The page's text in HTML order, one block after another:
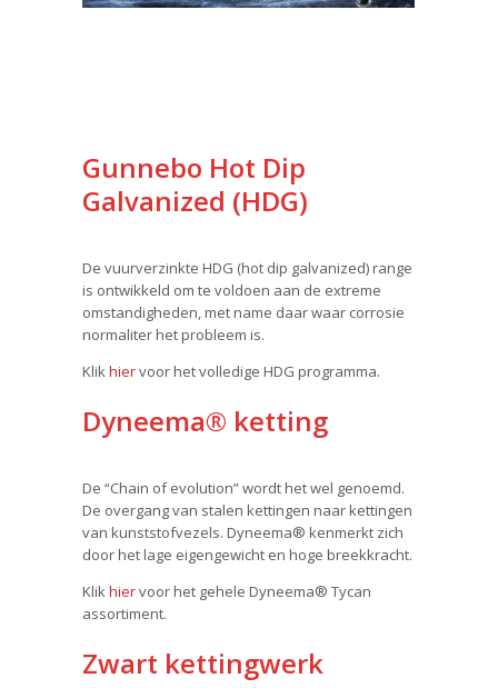
Gunnebo Hot Dip
Galvanized (HDG)
De vuurverzinkte HDG (hot dip galvanized) range
is ontwikkeld om te voldoen aan de extreme
omstandigheden, met name daar waar corrosie
normaliter het probleem is.
Klikhiervoor het volledige HDG programma.
Dyneema® ketting
De “Chain of evolution” wordt het wel genoemd.
De overgang van stalen kettingen naar kettingen
van kunststofvezels. Dyneema® kenmerkt zich
door het lage eigengewicht en hoge breekkracht.
Klikhiervoor het gehele Dyneema® Tycan
assortiment.
Zwart kettingwerk